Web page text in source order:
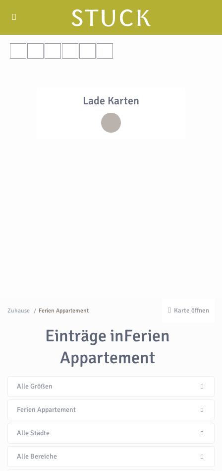
Lade Karten
Karte öffnen
Zuhause Ferien Appartement
Einträge inFerien
Appartement
Alle Größen
Ferien Appartement
Alle Städte
Alle Bereiche